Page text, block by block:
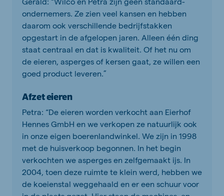
ondernemers. Ze zien veel kansen en hebben
daarom ook verschillende bedrijfstakken
opgestart in de afgelopen jaren. Alleen één ding
staat centraal en dat is kwaliteit. Of het nu om
de eieren, asperges of kersen gaat, ze willen een
goed product leveren.”
Afzet eieren
Petra: “De eieren worden verkocht aan Eierhof
Hennes GmbH en we verkopen ze natuurlijk ook
in onze eigen boerenlandwinkel. We zijn in 1998
met de huisverkoop begonnen. In het begin
verkochten we asperges en zelfgemaakt ijs. In
2004, toen deze ruimte te klein werd, hebben we
de koeienstal weggehaald en er een schuur voor